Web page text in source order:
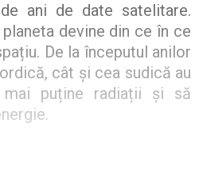
ani de date satelitare.
devine din ce în ce
De la începutul anilor
cât și cea sudică au
puține radiații și să